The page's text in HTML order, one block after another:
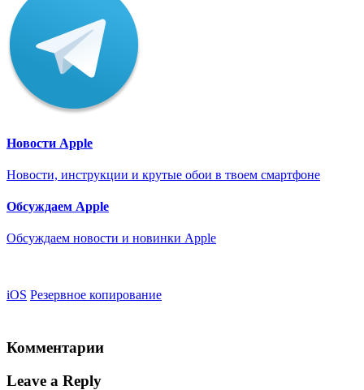
Новости Apple
Новости, инструкции и крутые обои в твоем смартфоне
Обсуждаем Apple
Обсуждаем новости и новинки Apple
iOS Резервное копирование
Комментарии
Leave a Reply